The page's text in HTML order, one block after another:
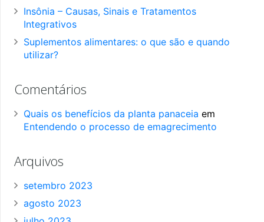
Insônia – Causas, Sinais e Tratamentos
Integrativos
Suplementos alimentares: o que são e quando
utilizar?
Comentários
Quais os benefícios da planta panaceia em
Entendendo o processo de emagrecimento
Arquivos
setembro 2023
agosto 2023